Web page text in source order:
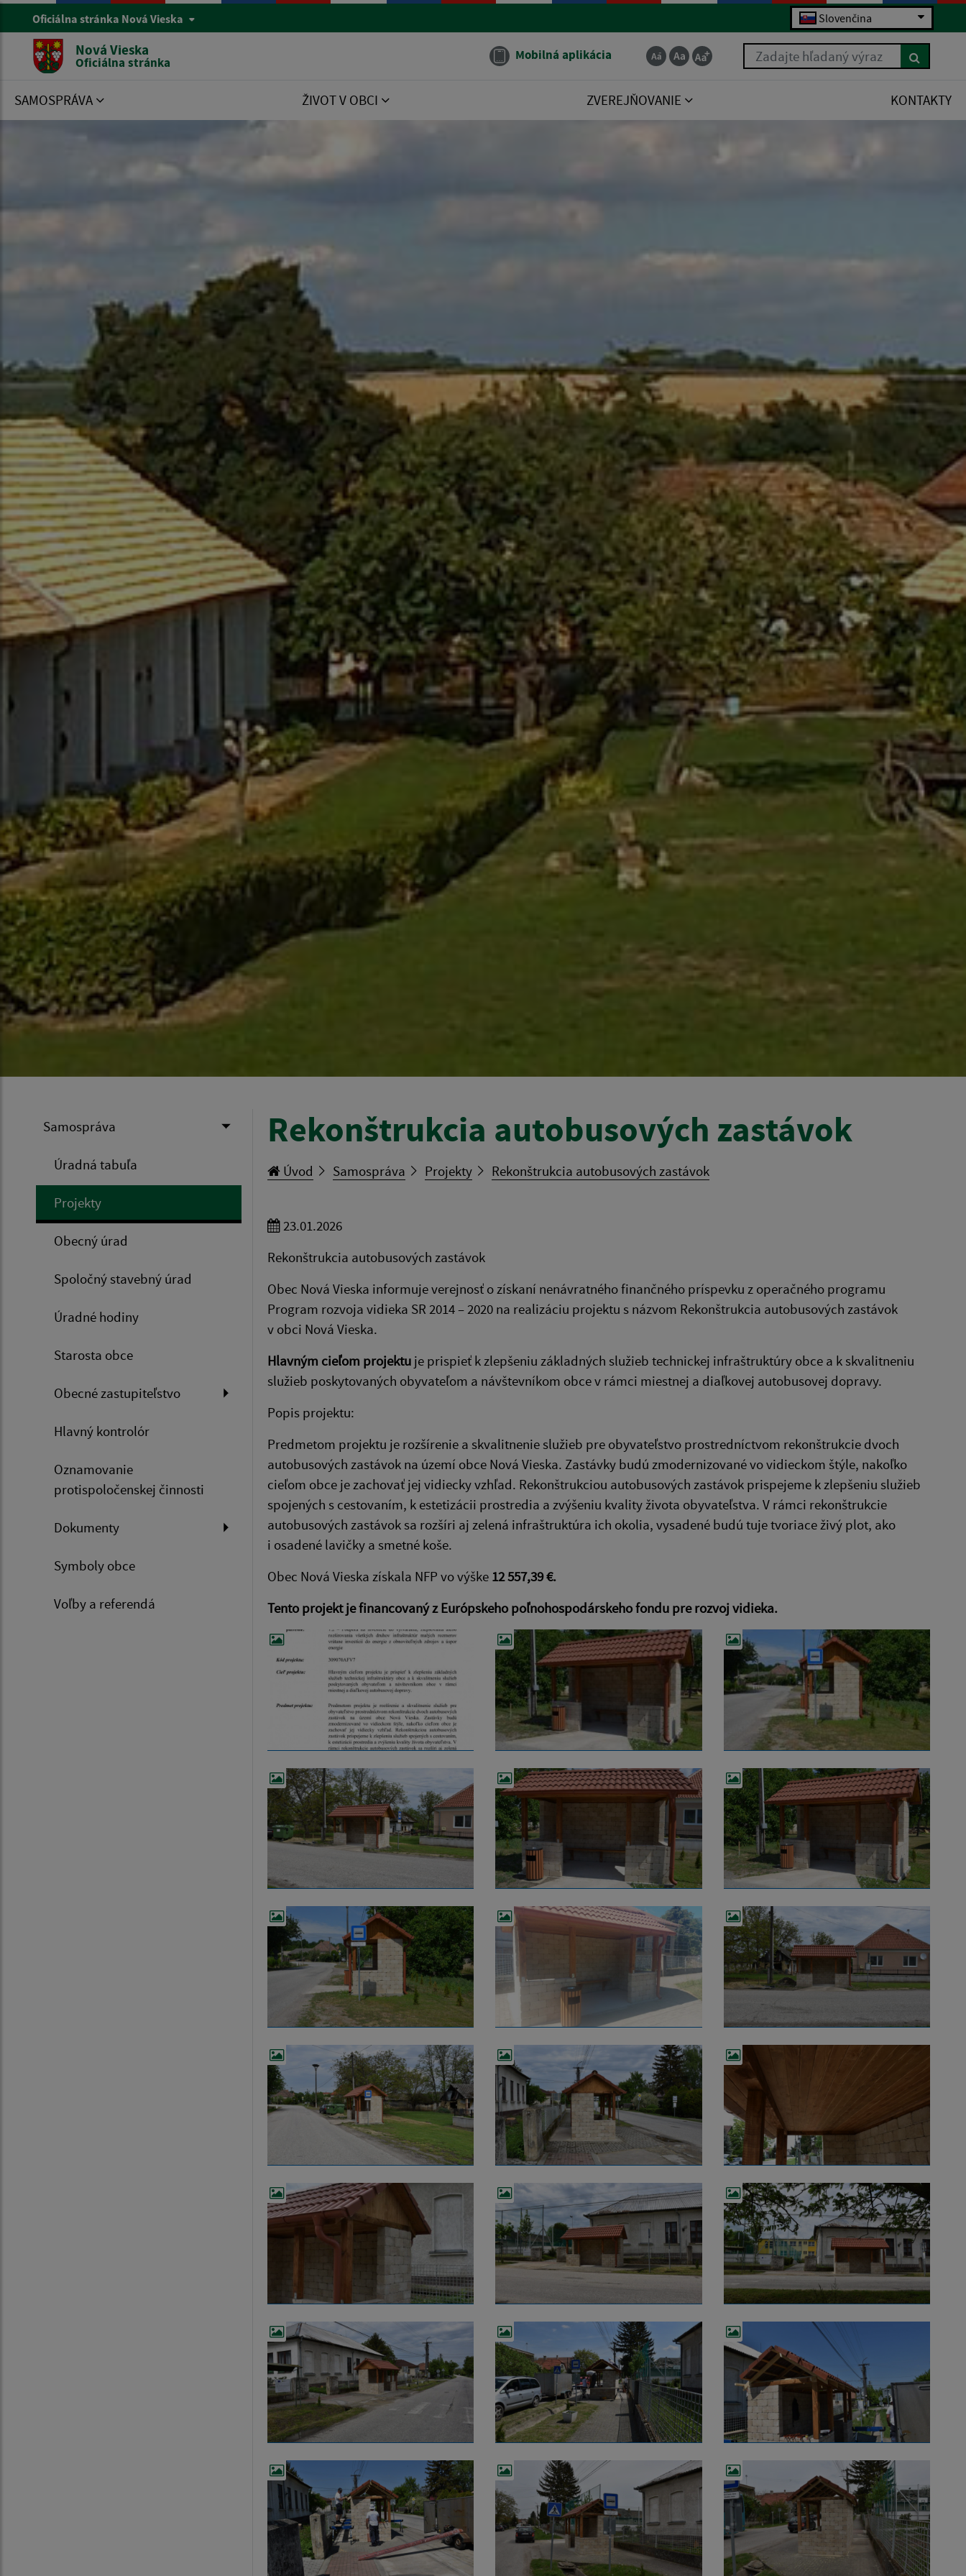
Oficiálna stránka Nová Vieska Slovenčina
Nová Vieska
Oficiálna stránka Mobilná aplikácia Zadajte hľadaný výraz
SAMOSPRÁVA ŽIVOT V OBCI ZVEREJŇOVANIE KONTAKTY
Samospráva
Úradná tabuľa
Projekty
Obecný úrad
Spoločný stavebný úrad
Úradné hodiny
Starosta obce
Obecné zastupiteľstvo
Hlavný kontrolór
Oznamovanie
protispoločenskej činnosti
Dokumenty
Symboly obce
Voľby a referendá
Rekonštrukcia autobusových zastávok
Úvod Samospráva Projekty Rekonštrukcia autobusových zastávok
23.01.2026
Rekonštrukcia autobusových zastávok
Obec Nová Vieska informuje verejnosť o získaní nenávratného finančného príspevku z operačného programu
Program rozvoja vidieka SR 2014 – 2020 na realizáciu projektu s názvom Rekonštrukcia autobusových zastávok
v obci Nová Vieska.
Hlavným cieľom projektu je prispieť k zlepšeniu základných služieb technickej infraštruktúry obce a k skvalitneniu
služieb poskytovaných obyvateľom a návštevníkom obce v rámci miestnej a diaľkovej autobusovej dopravy.
Popis projektu:
Predmetom projektu je rozšírenie a skvalitnenie služieb pre obyvateľstvo prostredníctvom rekonštrukcie dvoch
autobusových zastávok na území obce Nová Vieska. Zastávky budú zmodernizované vo vidieckom štýle, nakoľko
cieľom obce je zachovať jej vidiecky vzhľad. Rekonštrukciou autobusových zastávok prispejeme k zlepšeniu služieb
spojených s cestovaním, k estetizácii prostredia a zvýšeniu kvality života obyvateľstva. V rámci rekonštrukcie
autobusových zastávok sa rozšíri aj zelená infraštruktúra ich okolia, vysadené budú tuje tvoriace živý plot, ako
i osadené lavičky a smetné koše.
Obec Nová Vieska získala NFP vo výške 12 557,39 €.
Tento projekt je financovaný z Európskeho poľnohospodárskeho fondu pre rozvoj vidieka.